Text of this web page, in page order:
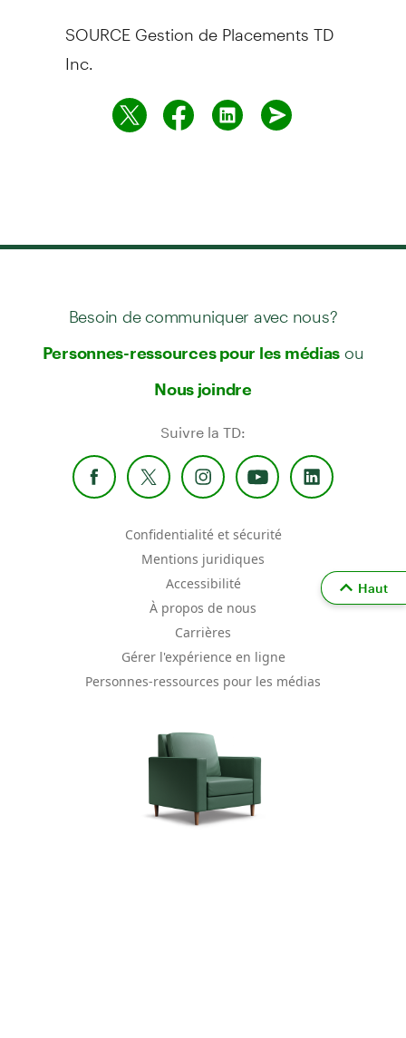
SOURCE Gestion de Placements TD
Inc.
Besoin de communiquer avec nous?
Personnes-ressources pour les médias ou
Nous joindre
Suivre la TD:
Confidentialité et sécurité
Mentions juridiques
Accessibilité
À propos de nous
Carrières
Gérer l'expérience en ligne
Personnes-ressources pour les médias
Haut